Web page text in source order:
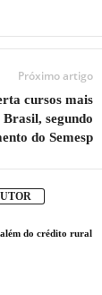
Próximo artigo
cursos mais
segundo
do Semesp
do crédito rural